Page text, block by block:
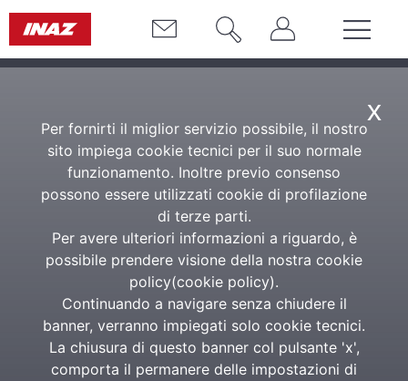
x
Per fornirti il miglior servizio possibile, il nostro
sito impiega cookie tecnici per il suo normale
funzionamento. Inoltre previo consenso
possono essere utilizzati cookie di profilazione
di terze parti.
Per avere ulteriori informazioni a riguardo, è
possibile prendere visione della nostra cookie
policy(cookie policy).
Continuando a navigare senza chiudere il
banner, verranno impiegati solo cookie tecnici.
La chiusura di questo banner col pulsante 'x',
comporta il permanere delle impostazioni di